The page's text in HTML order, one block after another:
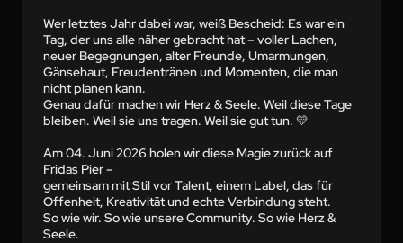
Wer letztes Jahr dabei war, weiß Bescheid: Es war ein
Tag, der uns alle näher gebracht hat – voller Lachen,
neuer Begegnungen, alter Freunde, Umarmungen,
Gänsehaut, Freudentränen und Momenten, die man
nicht planen kann.
Genau dafür machen wir Herz & Seele. Weil diese Tage
bleiben. Weil sie uns tragen. Weil sie gut tun. 💛
Am 04. Juni 2026 holen wir diese Magie zurück auf
Fridas Pier –
gemeinsam mit Stil vor Talent, einem Label, das für
Offenheit, Kreativität und echte Verbindung steht.
So wie wir. So wie unsere Community. So wie Herz &
Seele.